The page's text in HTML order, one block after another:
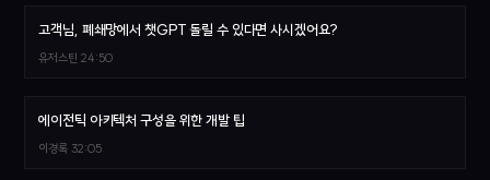
고객님, 폐쇄망에서 챗GPT 돌릴 수 있다면 사시겠어요?
유저스틴 24:50
에이전틱 아키텍처 구성을 위한 개발 팁
이경록 32:05